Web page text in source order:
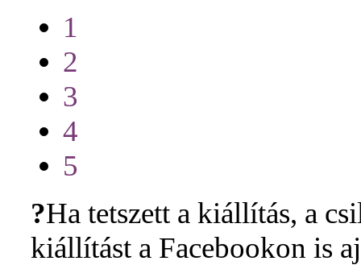
1
2
3
4
5
?Ha tetszett a kiállítás, a
kiállítást a Facebookon is